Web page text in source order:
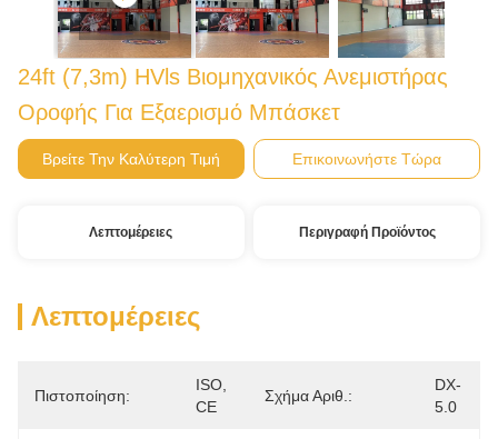
24ft (7,3m) HVls Βιομηχανικός Ανεμιστήρας
Οροφής Για Εξαερισμό Μπάσκετ
Βρείτε Την Καλύτερη Τιμή Επικοινωνήστε Τώρα
Λεπτομέρειες Περιγραφή Προϊόντος
Λεπτομέρειες
Πιστοποίηση:
ISO,
CE
Σχήμα Αριθ.:
DX-
5.0